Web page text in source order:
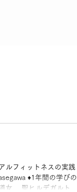
ルフィットネスの実践
♦︎1年間の学びの
女、 聖ヒルデガルト・